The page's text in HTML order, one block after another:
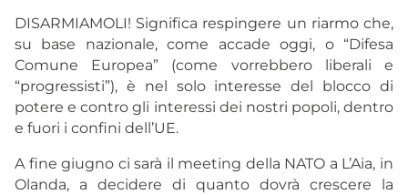
DISARMIAMOLI! Significa respingere un riarmo che,
su base nazionale, come accade oggi, o “Difesa
Comune Europea” (come vorrebbero liberali e
“progressisti”), è nel solo interesse del blocco di
potere e contro gli interessi dei nostri popoli, dentro
e fuori i confini dell’UE.
A fine giugno ci sarà il meeting della NATO a L’Aia, in
Olanda, a decidere di quanto dovrà crescere la